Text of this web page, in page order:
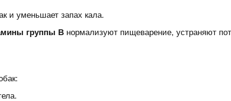
и уменьшает запах кала.
группы В нормализуют пищеварение, устраняют